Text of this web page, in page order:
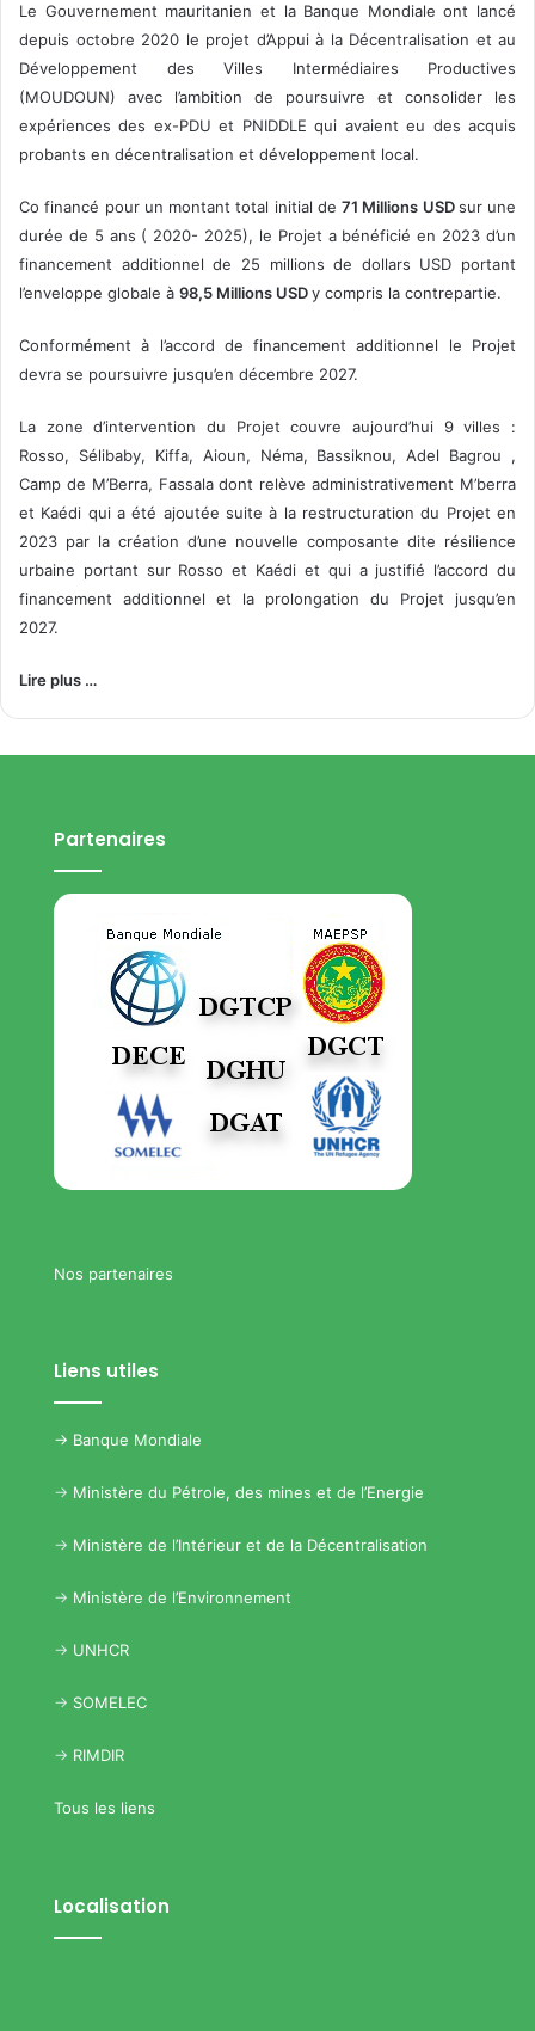
Le Gouvernement mauritanien et la Banque Mondiale ont lancé
depuis octobre 2020 le projet d’Appui à la Décentralisation et au
Développement des Villes Intermédiaires Productives
(MOUDOUN) avec l’ambition de poursuivre et consolider les
expériences des ex-PDU et PNIDDLE qui avaient eu des acquis
probants en décentralisation et développement local.
Co financé pour un montant total initial de 71 Millions USDsur une
durée de 5 ans ( 2020- 2025), le Projet a bénéficié en 2023 d’un
financement additionnel de 25 millions de dollars USD portant
l’enveloppe globale à 98,5 Millions USDy compris la contrepartie.
Conformément à l’accord de financement additionnel le Projet
devra se poursuivre jusqu’en décembre 2027.
La zone d’intervention du Projet couvre aujourd’hui 9 villes :
Rosso, Sélibaby, Kiffa, Aioun, Néma, Bassiknou, Adel Bagrou ,
Camp de M’Berra, Fassala dont relève administrativement M’berra
et Kaédi qui a été ajoutée suite à la restructuration du Projet en
2023 par la création d’une nouvelle composante dite résilience
urbaine portant sur Rosso et Kaédi et qui a justifié l’accord du
financement additionnel et la prolongation du Projet jusqu’en
2027.
Lire plus …
Partenaires
Nos partenaires
Liens utiles
-> Banque Mondiale
-> Ministère du Pétrole, des mines et de l’Energie
-> Ministère de l’Intérieur et de la Décentralisation
-> Ministère de l’Environnement
-> UNHCR
-> SOMELEC
-> RIMDIR
Tous les liens
Localisation